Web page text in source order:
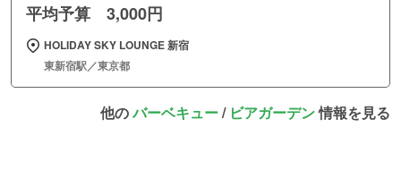
平均予算 3,000円
HOLIDAY SKY LOUNGE 新宿
東新宿駅／東京都
他のバーベキュー/ ビアガーデン情報を見る